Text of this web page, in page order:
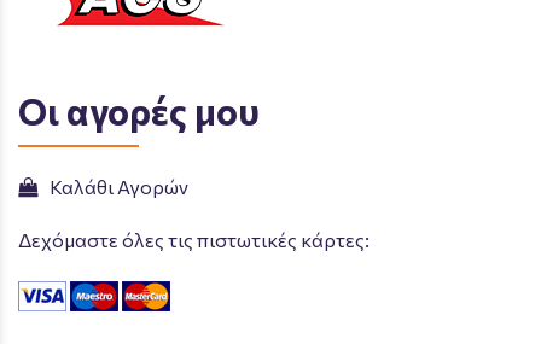
Οι αγορές μου
Καλάθι Αγορών
Δεχόμαστε όλες τις πιστωτικές κάρτες: